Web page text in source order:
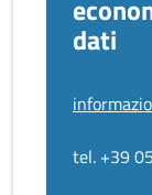
dati
tel. +39